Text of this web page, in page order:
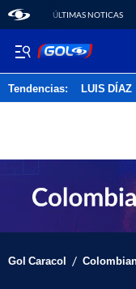
ÚLTIMAS NOTICAS
Tendencias: LUIS DÍAZ
Gol Caracol /